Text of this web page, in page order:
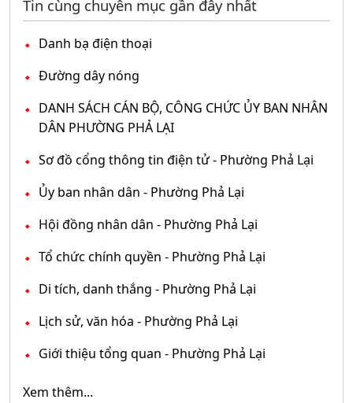
Tin cùng chuyên mục gần đây nhất
Danh bạ điện thoại
Đường dây nóng
DANH SÁCH CÁN BỘ, CÔNG CHỨC ỦY BAN NHÂN
DÂN PHƯỜNG PHẢ LẠI
Sơ đồ cổng thông tin điện tử - Phường Phả Lại
Ủy ban nhân dân - Phường Phả Lại
Hội đồng nhân dân - Phường Phả Lại
Tổ chức chính quyền - Phường Phả Lại
Di tích, danh thắng - Phường Phả Lại
Lịch sử, văn hóa - Phường Phả Lại
Giới thiệu tổng quan - Phường Phả Lại
Xem thêm...